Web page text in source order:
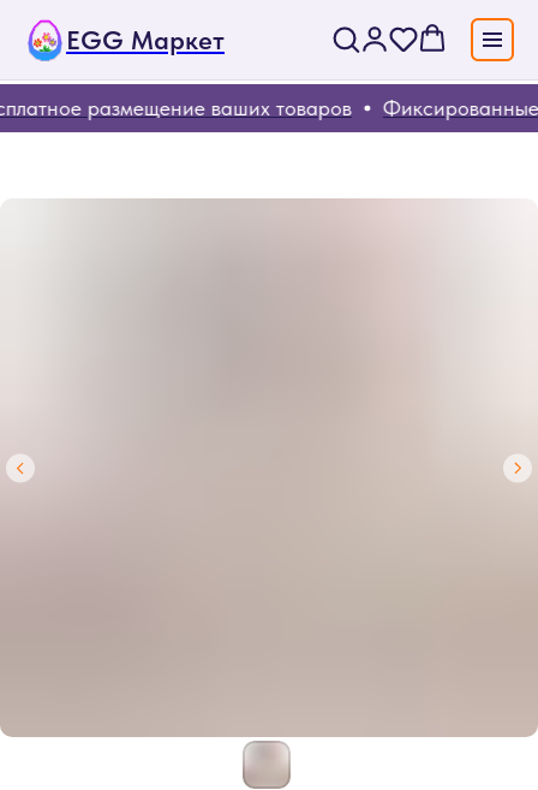
EGG Маркет
размещение ваших товаров Фиксированные